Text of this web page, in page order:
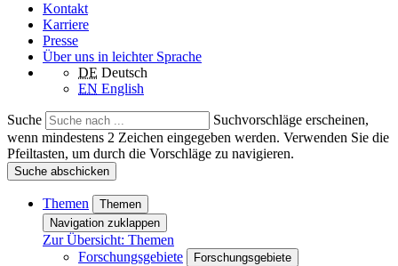
Kontakt
Karriere
Presse
Über uns in leichter Sprache
DE Deutsch
EN English
Suche
Suchvorschläge erscheinen,
wenn mindestens 2 Zeichen eingegeben werden. Verwenden Sie die
Pfeiltasten, um durch die Vorschläge zu navigieren.
Suche abschicken
Themen
Themen
Navigation zuklappen
Zur Übersicht: Themen
Forschungsgebiete
Forschungsgebiete